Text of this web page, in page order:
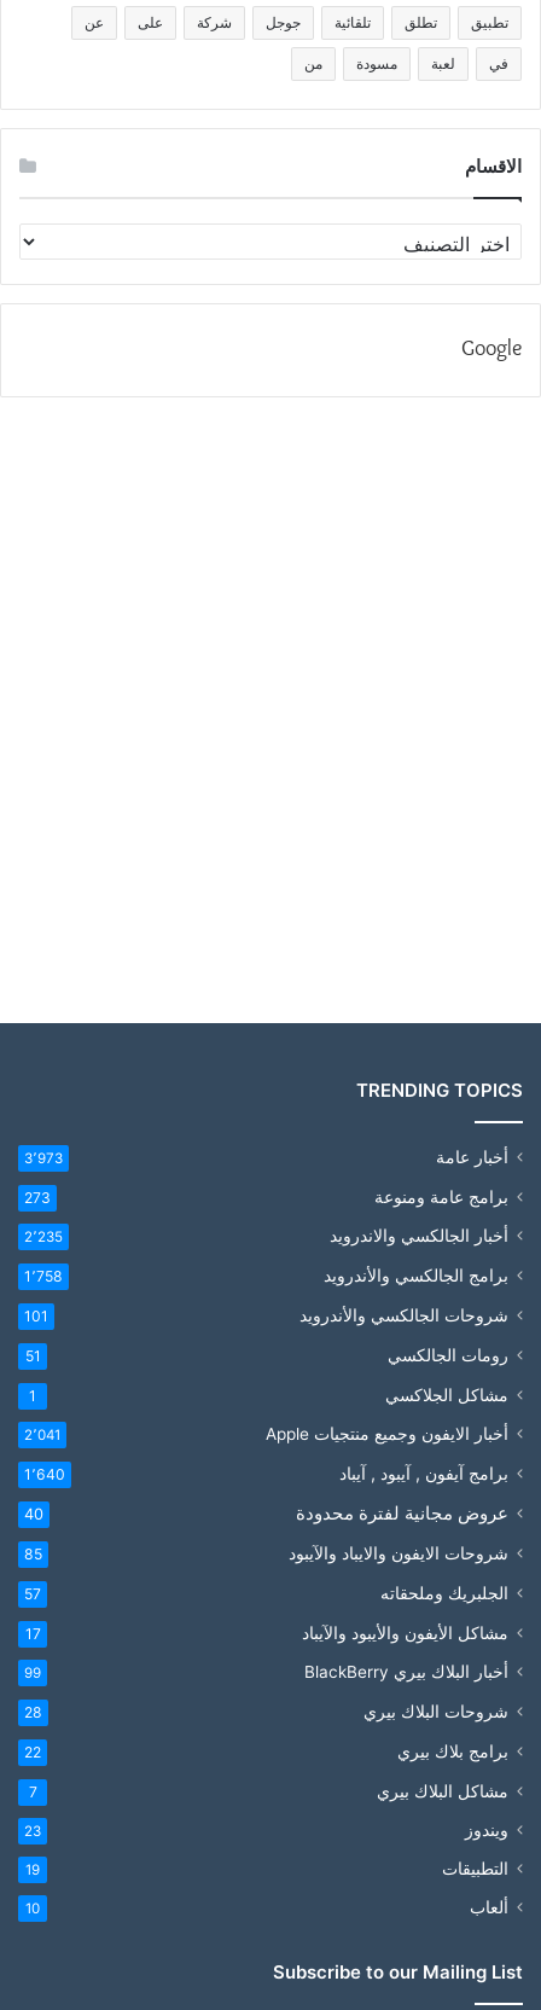
تطبيق تطلق تلقائية جوجل شركة على عن
في لعبة مسودة من
الاقسام
الاقسام
Google
TRENDING TOPICS
أخبار عامة 3٬973
برامج عامة ومنوعة 273
أخبار الجالكسي والاندرويد 2٬235
برامج الجالكسي والأندرويد 1٬758
شروحات الجالكسي والأندرويد 101
رومات الجالكسي 51
مشاكل الجلاكسي 1
أخبار الايفون وجميع منتجيات Apple 2٬041
برامج آيفون , آيبود , آيباد 1٬640
عروض مجانية لفترة محدودة 40
شروحات الايفون والايباد والآيبود 85
الجلبريك وملحقاته 57
مشاكل الأيفون والأيبود والآيباد 17
أخبار البلاك بيري BlackBerry 99
شروحات البلاك بيري 28
برامج بلاك بيري 22
مشاكل البلاك بيري 7
ويندوز 23
التطبيقات 19
ألعاب 10
Subscribe to our Mailing List